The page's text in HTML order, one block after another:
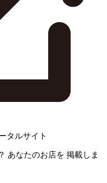
タルサイト
あなたのお店を 掲載しま